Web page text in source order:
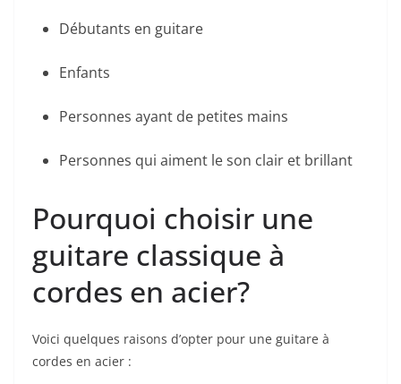
Débutants en guitare
Enfants
Personnes ayant de petites ‌mains
Personnes qui aiment le son clair et brillant
Pourquoi choisir une
guitare classique ⁣à
cordes ⁤en acier?
Voici quelques⁣ raisons d’opter pour une guitare à
cordes en acier :